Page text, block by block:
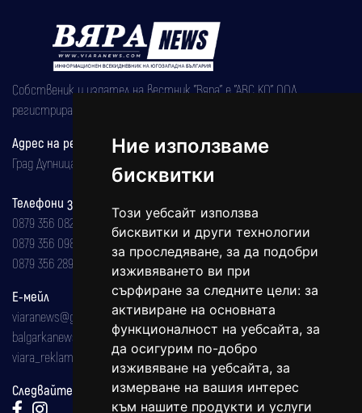
Ние използваме
бисквитки
Този уебсайт използва
бисквитки и други технологии
за проследяване, за да подобри
изживяването ви при
сърфиране за следните цели: за
активиране на основната
функционалност на уебсайта, за
да осигурим по-добро
изживяване на уебсайта, за
измерване на вашия интерес
към нашите продукти и услуги
Собственик и издател на вестник "Вяра" е "АВС КО" ООД,
регистрирана на 08.05.2002 година.
Адрес на редакцията
Град Дупница, ул.''Христо Ботев" 43
Телефони за реклама и абонаменти
0879 356 082
0879 356 098
0879 356 289
Е-мейл
viaranews@gmail.com
balgarkanews@gmail.com
viara_reklama@mail.bg
Следвайте ни: